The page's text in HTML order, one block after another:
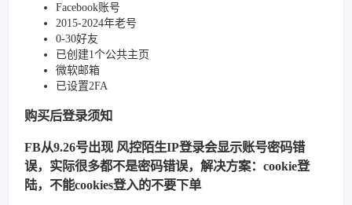
Facebook账号
2015-2024年老号
0-30好友
已创建1个公共主页
微软邮箱
已设置2FA
购买后登录须知
FB从9.26号出现 风控陌生IP登录会显示账号密码错
误，实际很多都不是密码错误，解决方案：cookie登
陆，不能cookies登入的不要下单